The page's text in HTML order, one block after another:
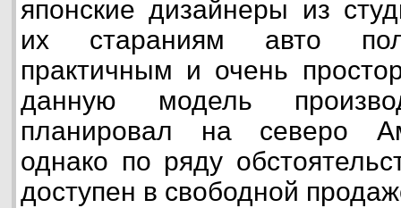
японские дизайнеры из
их стараниям авто
практичным и очень
данную модель
планировал на северо
однако по ряду
доступен в свободной